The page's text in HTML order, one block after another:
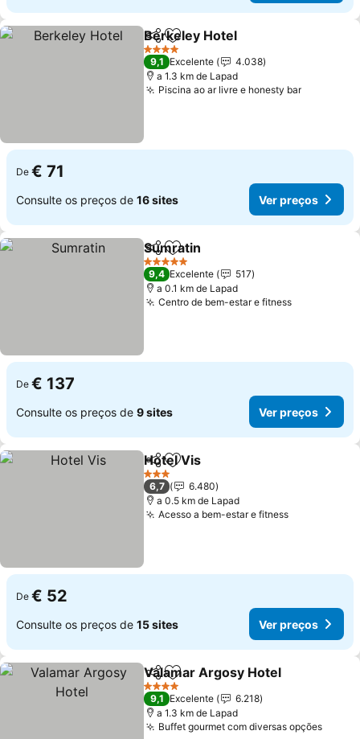
PartilharAdicionar aos favoritos
Berkeley Hotel
4 Estrelas
9,1 Excelente
4.038
a 1.3 km de Lapad
Piscina ao ar livre e honesty barVer
De € 71
Consulte os preços de 16 sites Ver preços
PartilharAdicionar aos favoritos
Sumratin
5 Estrelas
9,4 Excelente
517
a 0.1 km de Lapad
Centro de bem-estar e fitnessVer preços
De € 137
Consulte os preços de 9 sites Ver preços
PartilharAdicionar aos favoritos
Hotel Vis
3 Estrelas
6,7
6.480
a 0.5 km de Lapad
Acesso a bem-estar e fitnessVer preços
De € 52
Consulte os preços de 15 sites Ver preços
PartilharAdicionar aos favoritos
Valamar Argosy Hotel
4 Estrelas
9,1 Excelente
6.218
a 1.3 km de Lapad
Buffet gourmet com diversas opçõesVer